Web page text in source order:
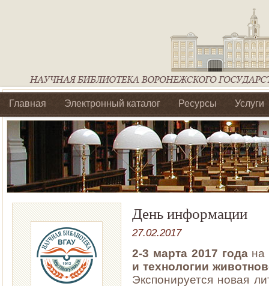
Главная Электронный каталог Ресурсы Услуги
Библиотеки регионального отделения Ассоциации
День информации
27.02.2017
2-3 марта 2017 годана
и технологии
Экспонируется новая